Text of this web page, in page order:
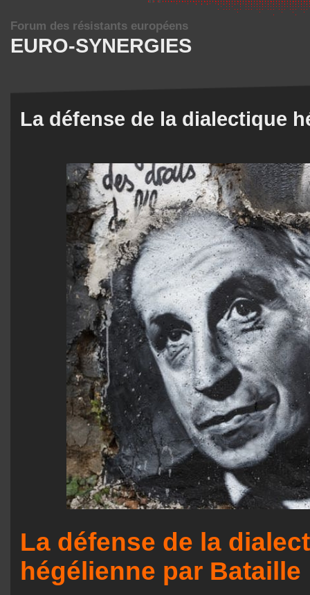
EURO-SYNERGIES
Forum des résistants européens
La défense de la dialectique
La défense de la
hégélienne par Bataille